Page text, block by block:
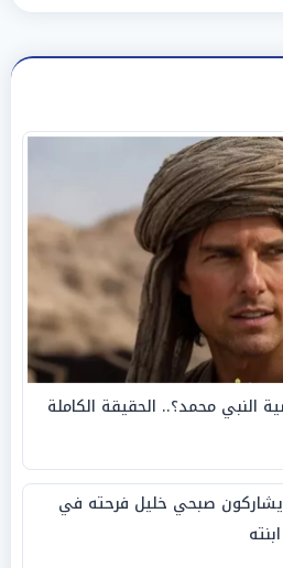
محمد؟.. الحقيقة الكاملة
يشاركون صبحي خليل فرحته في